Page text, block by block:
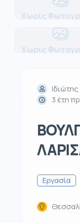
Χωρίς
Χωρίς
Ιδιώτης
3 έτη
Εργασία